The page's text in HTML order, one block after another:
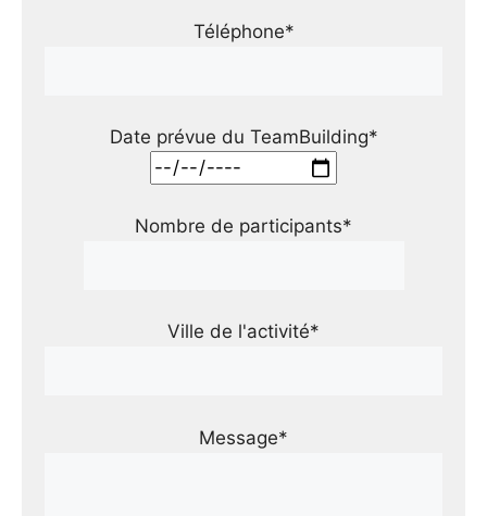
Téléphone*
Date prévue du TeamBuilding*
Nombre de participants*
Ville de l'activité*
Message*